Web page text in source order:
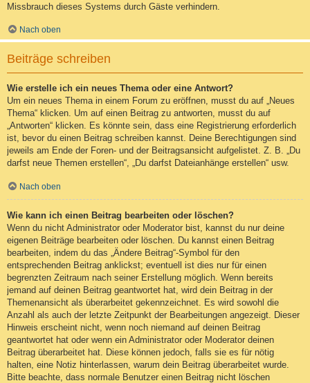
Missbrauch dieses Systems durch Gäste verhindern.
Nach oben
Beiträge schreiben
Wie erstelle ich ein neues Thema oder eine Antwort?
Um ein neues Thema in einem Forum zu eröffnen, musst du auf „Neues
Thema“ klicken. Um auf einen Beitrag zu antworten, musst du auf
„Antworten“ klicken. Es könnte sein, dass eine Registrierung erforderlich
ist, bevor du einen Beitrag schreiben kannst. Deine Berechtigungen sind
jeweils am Ende der Foren- und der Beitragsansicht aufgelistet. Z. B. „Du
darfst neue Themen erstellen“, „Du darfst Dateianhänge erstellen“ usw.
Nach oben
Wie kann ich einen Beitrag bearbeiten oder löschen?
Wenn du nicht Administrator oder Moderator bist, kannst du nur deine
eigenen Beiträge bearbeiten oder löschen. Du kannst einen Beitrag
bearbeiten, indem du das „Ändere Beitrag“-Symbol für den
entsprechenden Beitrag anklickst; eventuell ist dies nur für einen
begrenzten Zeitraum nach seiner Erstellung möglich. Wenn bereits
jemand auf deinen Beitrag geantwortet hat, wird dein Beitrag in der
Themenansicht als überarbeitet gekennzeichnet. Es wird sowohl die
Anzahl als auch der letzte Zeitpunkt der Bearbeitungen angezeigt. Dieser
Hinweis erscheint nicht, wenn noch niemand auf deinen Beitrag
geantwortet hat oder wenn ein Administrator oder Moderator deinen
Beitrag überarbeitet hat. Diese können jedoch, falls sie es für nötig
halten, eine Notiz hinterlassen, warum dein Beitrag überarbeitet wurde.
Bitte beachte, dass normale Benutzer einen Beitrag nicht löschen